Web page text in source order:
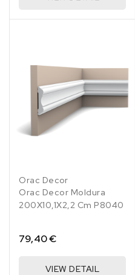
Orac Decor
Orac Decor Moldura
200X10,1X2,2 Cm P8040
79,40 €
VIEW DETAIL